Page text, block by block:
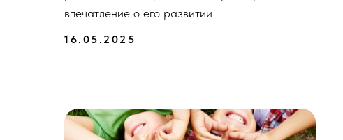
впечатление о его развитии
16.05.2025